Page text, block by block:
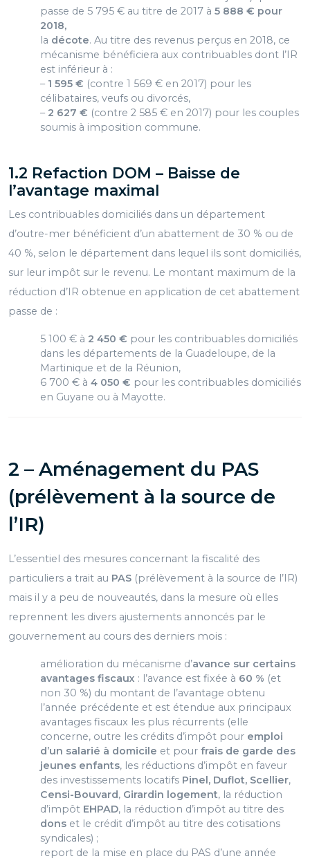
passe de 5 795 € au titre de 2017 à5 888 € pour
2018,
la décote. Au titre des revenus perçus en 2018, ce
mécanisme bénéficiera aux contribuables dont l’IR
est inférieur à :
– 1 595 € (contre 1 569 € en 2017) pour les
célibataires, veufs ou divorcés,
– 2 627 € (contre 2 585 € en 2017) pour les couples
soumis à imposition commune.
1.2 Refaction DOM – Baisse de
l’avantage maximal
Les contribuables domiciliés dans un département
d’outre-mer bénéficient d’un abattement de 30 % ou de
40 %, selon le département dans lequel ils sont domiciliés,
sur leur impôt sur le revenu. Le montant maximum de la
réduction d’IR obtenue en application de cet abattement
passe de :
5 100 € à 2 450 € pour les contribuables domiciliés
dans les départements de la Guadeloupe, de la
Martinique et de la Réunion,
6 700 € à4 050 € pour les contribuables domiciliés
en Guyane ou à Mayotte.
2 – Aménagement du PAS
(prélèvement à la source de
l’IR)
L’essentiel des mesures concernant la fiscalité des
particuliers a trait au PAS (prélèvement à la source de l’IR)
mais il y a peu de nouveautés, dans la mesure où elles
reprennent les divers ajustements annoncés par le
gouvernement au cours des derniers mois :
amélioration du mécanisme d’avance sur certains
avantages fiscaux : l’avance est fixée à 60 % (et
non 30 %) du montant de l’avantage obtenu
l’année précédente et est étendue aux principaux
avantages fiscaux les plus récurrents (elle
concerne, outre les crédits d’impôt pour emploi
d’un salarié à domicile et pourfrais de garde des
jeunes enfants, les réductions d’impôt en faveur
des investissements locatifs Pinel, Duflot, Scellier,
Censi-Bouvard, Girardin logement, la réduction
d’impôt EHPAD, la réduction d’impôt au titre des
dons et le crédit d’impôt au titre des cotisations
syndicales) ;
report de la mise en place du PAS d’une année